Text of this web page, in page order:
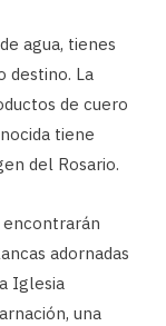
agua, tienes
destino. La
de cuero
tiene
del Rosario.
encontrarán
adornadas
Iglesia
una